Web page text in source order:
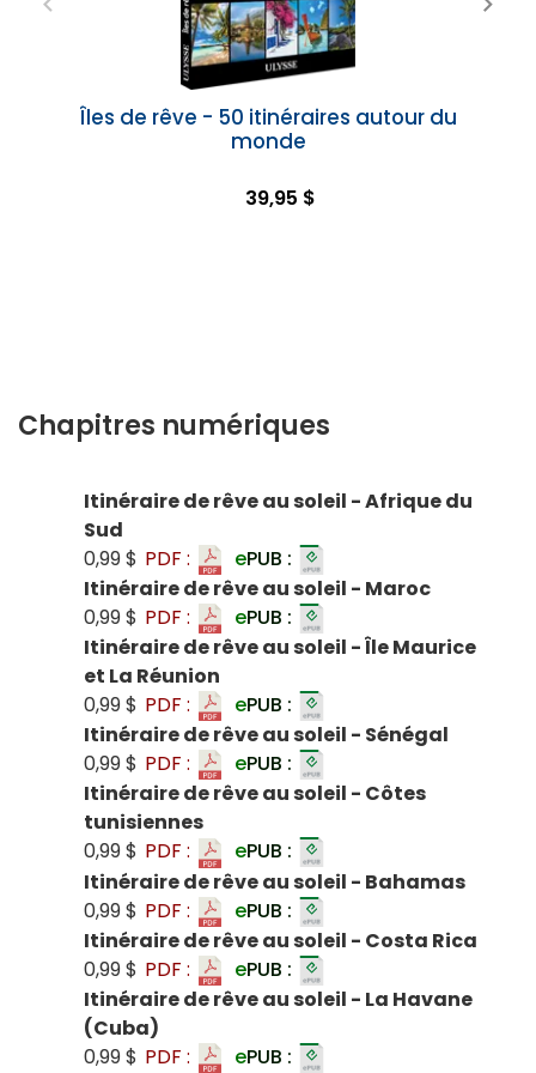
Îles de rêve - 50 itinéraires autour du
monde
39,95 $
Chapitres numériques
Itinéraire de rêve au soleil - Afrique du
Sud
0,99 $ PDF : ePUB :
Itinéraire de rêve au soleil - Maroc
0,99 $ PDF : ePUB :
Itinéraire de rêve au soleil - Île Maurice
et La Réunion
0,99 $ PDF : ePUB :
Itinéraire de rêve au soleil - Sénégal
0,99 $ PDF : ePUB :
Itinéraire de rêve au soleil - Côtes
tunisiennes
0,99 $ PDF : ePUB :
Itinéraire de rêve au soleil - Bahamas
0,99 $ PDF : ePUB :
Itinéraire de rêve au soleil - Costa Rica
0,99 $ PDF : ePUB :
Itinéraire de rêve au soleil - La Havane
(Cuba)
0,99 $ PDF : ePUB :